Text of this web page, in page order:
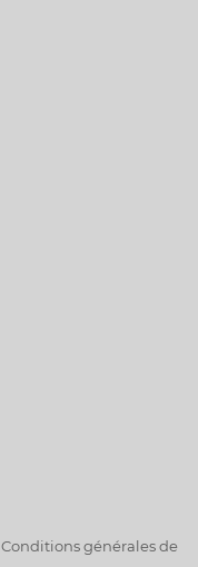
Conditions générales de